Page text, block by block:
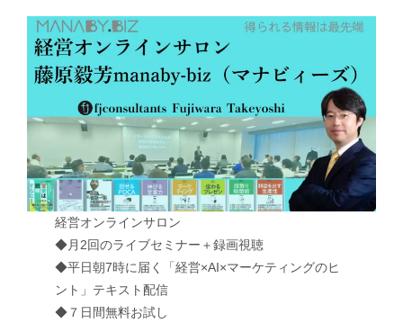
経営オンラインサロン
◆月2回のライブセミナー＋録画視聴
◆平日朝7時に届く「経営×AI×マーケティングのヒ
ント」テキスト配信
◆７日間無料お試し